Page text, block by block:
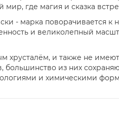
где магия и сказка
- марка поворачивается
и великолепный
хрусталём, и также не
из них
и химическими